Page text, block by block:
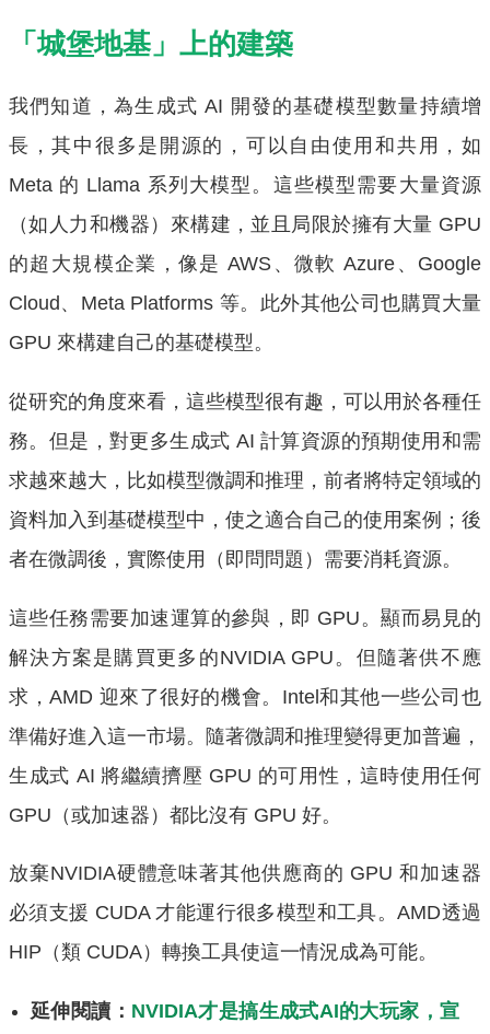
「城堡地基」上的建築
我們知道，為生成式 AI 開發的基礎模型數量持續增
長，其中很多是開源的，可以自由使用和共用，如
Meta 的 Llama 系列大模型。這些模型需要大量資源
（如人力和機器）來構建，並且局限於擁有大量 GPU
的超大規模企業，像是 AWS、微軟 Azure、Google
Cloud、Meta Platforms 等。此外其他公司也購買大量
GPU 來構建自己的基礎模型。
從研究的角度來看，這些模型很有趣，可以用於各種任
務。但是，對更多生成式 AI 計算資源的預期使用和需
求越來越大，比如模型微調和推理，前者將特定領域的
資料加入到基礎模型中，使之適合自己的使用案例；後
者在微調後，實際使用（即問問題）需要消耗資源。
這些任務需要加速運算的參與，即 GPU。顯而易見的
解決方案是購買更多的NVIDIA GPU。但隨著供不應
求，AMD 迎來了很好的機會。Intel和其他一些公司也
準備好進入這一市場。隨著微調和推理變得更加普遍，
生成式 AI 將繼續擠壓 GPU 的可用性，這時使用任何
GPU（或加速器）都比沒有 GPU 好。
放棄NVIDIA硬體意味著其他供應商的 GPU 和加速器
必須支援 CUDA 才能運行很多模型和工具。AMD透過
HIP（類 CUDA）轉換工具使這一情況成為可能。
延伸閱讀： NVIDIA才是搞生成式AI的大玩家，宣